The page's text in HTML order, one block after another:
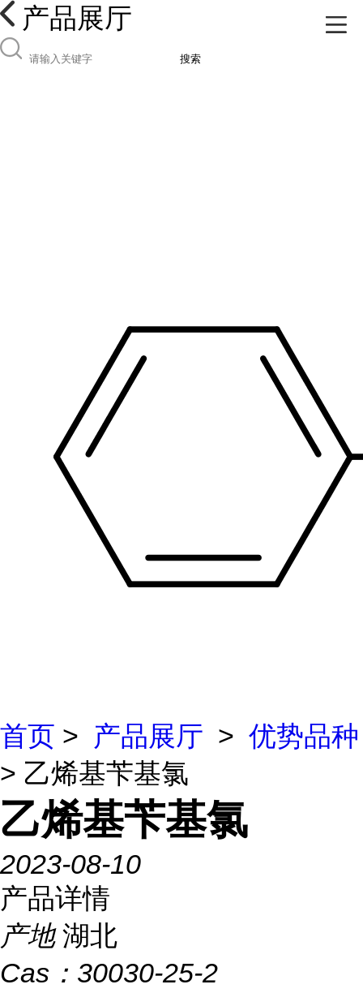
产品展厅
搜索
首页 > 产品展厅 > 优势品种
> 乙烯基苄基氯
乙烯基苄基氯
2023-08-10
产品详情
产地 湖北
Cas： 30030-25-2